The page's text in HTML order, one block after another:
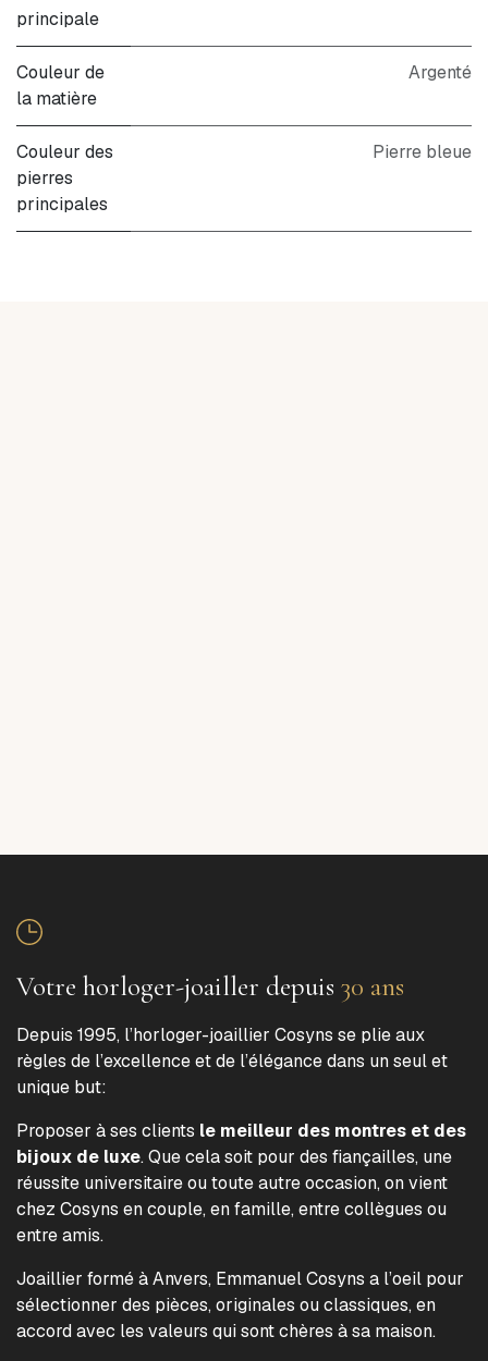
principale
Couleur de
la matière
Argenté
Couleur des
pierres
principales
Pierre bleue
Votre horloger-joailler depuis 30 ans
Depuis 1995, l’horloger-joaillier Cosyns se plie aux
règles de l’excellence et de l’élégance dans un seul et
unique but:
Proposer à ses clients le meilleur des montres et des
bijoux de luxe. Que cela soit pour des fiançailles, une
réussite universitaire ou toute autre occasion, on vient
chez Cosyns en couple, en famille, entre collègues ou
entre amis.
Joaillier formé à Anvers, Emmanuel Cosyns a l’oeil pour
sélectionner des pièces, originales ou classiques, en
accord avec les valeurs qui sont chères à sa maison.